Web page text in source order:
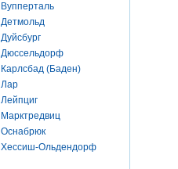
Вупперталь
Детмольд
Дуйсбург
Дюссельдорф
Карлсбад (Баден)
Лар
Лейпциг
Марктредвиц
Оснабрюк
Хессиш-Ольдендорф